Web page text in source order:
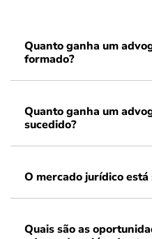
Quanto ganha um
formado?
Quanto ganha um
sucedido?
O mercado jurídico está
Quais são as